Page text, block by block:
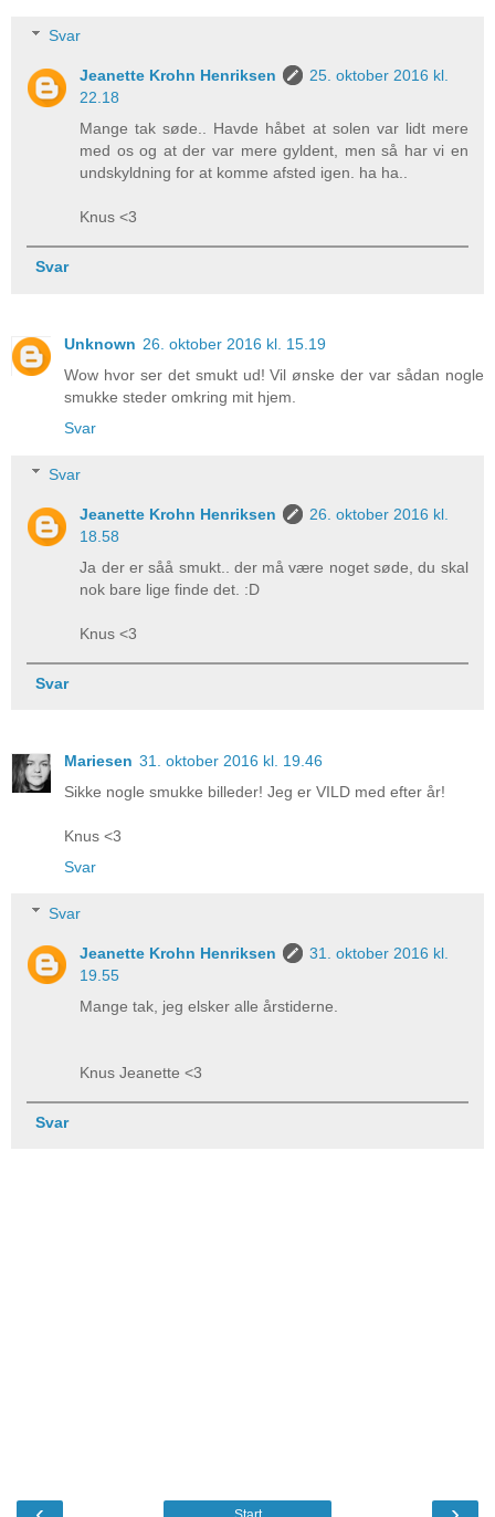
Svar
Jeanette Krohn Henriksen
25. oktober 2016 kl.
22.18
Mange tak søde.. Havde håbet at solen var lidt mere
med os og at der var mere gyldent, men så har vi en
undskyldning for at komme afsted igen. ha ha..
Knus <3
Svar
Unknown 26. oktober 2016 kl. 15.19
Wow hvor ser det smukt ud! Vil ønske der var sådan nogle
smukke steder omkring mit hjem.
Svar
Svar
Jeanette Krohn Henriksen
26. oktober 2016 kl.
18.58
Ja der er såå smukt.. der må være noget søde, du skal
nok bare lige finde det. :D
Knus <3
Svar
Mariesen 31. oktober 2016 kl. 19.46
Sikke nogle smukke billeder! Jeg er VILD med efter år!
Knus <3
Svar
Svar
Jeanette Krohn Henriksen
31. oktober 2016 kl.
19.55
Mange tak, jeg elsker alle årstiderne.
Knus Jeanette <3
Svar